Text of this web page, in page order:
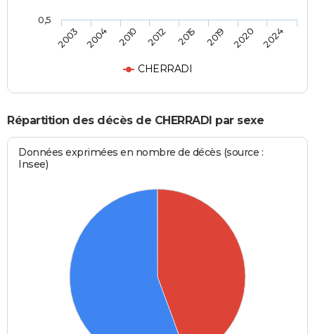
CHERRADI
2003 2004 2010 2012 2015 2019 2020 2024
0,5
Répartition des décès de CHERRADI par sexe
Données exprimées en nombre de décès (source :
Insee)